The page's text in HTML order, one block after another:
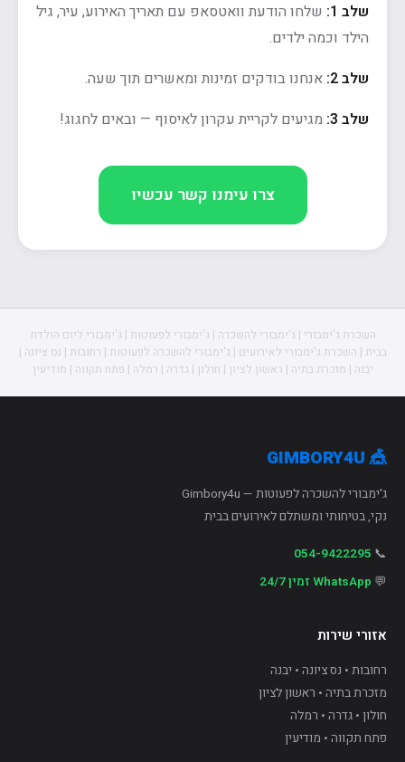
שלב 1:
שלחו הודעת וואטסאפ עם תאריך האירוע, עיר, גיל
הילד וכמה ילדים.
שלב 2:
אנחנו בודקים זמינות ומאשרים תוך שעה.
שלב 3:
מגיעים לקריית עקרון לאיסוף — ובאים לחגוג!
צרו עימנו קשר עכשיו
השכרת ג'ימבורי | ג'ימבורי להשכרה | ג'ימבורי לפעוטות | ג'ימבורי ליום הולדת
בבית | השכרת ג'ימבורי לאירועים | ג'ימבורי להשכרה לפעוטות | רחובות | נס ציונה |
יבנה | מזכרת בתיה | ראשון לציון | חולון | גדרה | רמלה | פתח תקווה | מודיעין
🎪 GIMBORY4U
ג'ימבורי להשכרה לפעוטות — Gimbory4u
נקי, בטיחותי ומשתלם לאירועים בבית
📞
054-9422295
💬 WhatsApp זמין 24/7
אזורי שירות
רחובות • נס ציונה • יבנה
מזכרת בתיה • ראשון לציון
חולון • גדרה • רמלה
פתח תקווה • מודיעין
A−